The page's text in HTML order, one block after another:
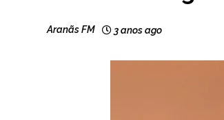
Aranãs FM 3 anos ago